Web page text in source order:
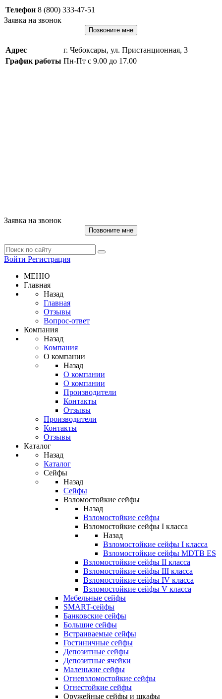
Телефон 8 (800) 333-47-51
Заявка на звонок
Позвоните мне
Адрес
г. Чебоксары, ул. Пристанционная, 3
График работы Пн-Пт с 9.00 до 17.00
Заявка на звонок
Позвоните мне
Войти Регистрация
МЕНЮ
Главная
Назад
Главная
Отзывы
Вопрос-ответ
Компания
Назад
Компания
О компании
Назад
О компании
О компании
Производители
Контакты
Отзывы
Производители
Контакты
Отзывы
Каталог
Назад
Каталог
Сейфы
Назад
Сейфы
Взломостойкие сейфы
Назад
Взломостойкие сейфы
Взломостойкие сейфы I класса
Назад
Взломостойкие сейфы I класса
Взломостойкие сейфы MDTB ES
Взломостойкие сейфы II класса
Взломостойкие сейфы III класса
Взломостойкие сейфы IV класса
Взломостойкие сейфы V класса
Мебельные сейфы
SMART-сейфы
Банковские сейфы
Большие сейфы
Встраиваемые сейфы
Гостиничные сейфы
Депозитные сейфы
Депозитные ячейки
Маленькие сейфы
Огневзломостойкие сейфы
Огнестойкие сейфы
Оружейные сейфы и шкафы